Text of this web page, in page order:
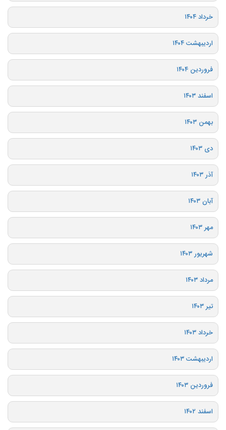
خرداد ۱۴۰۴
اردیبهشت ۱۴۰۴
فروردین ۱۴۰۴
اسفند ۱۴۰۳
بهمن ۱۴۰۳
دی ۱۴۰۳
آذر ۱۴۰۳
آبان ۱۴۰۳
مهر ۱۴۰۳
شهریور ۱۴۰۳
مرداد ۱۴۰۳
تیر ۱۴۰۳
خرداد ۱۴۰۳
اردیبهشت ۱۴۰۳
فروردین ۱۴۰۳
اسفند ۱۴۰۲